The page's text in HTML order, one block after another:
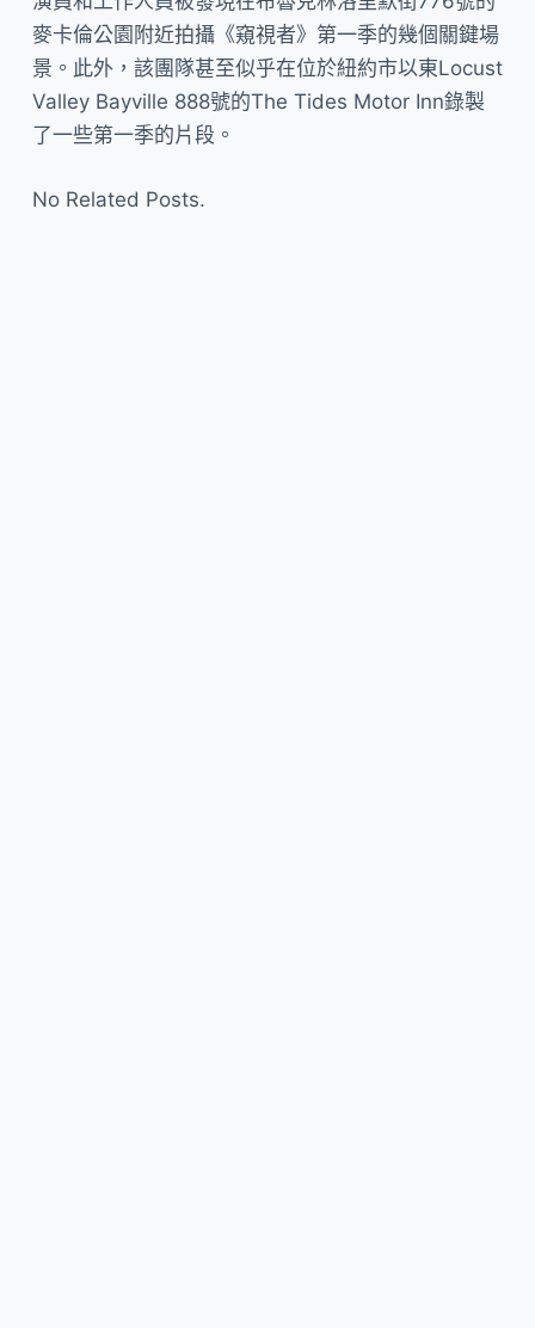
麥卡倫公園附近拍攝《窺視者》第一季的幾個關鍵場
景。此外，該團隊甚至似乎在位於紐約市以東Locust
Valley Bayville 888號的The Tides Motor Inn錄製
了一些第一季的片段。
No Related Posts.